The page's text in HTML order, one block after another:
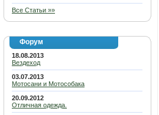
Все Статьи »»
Форум
18.08.2013
Вездеход
03.07.2013
Мотосани и Мотособака
20.09.2012
Отличная одежда.